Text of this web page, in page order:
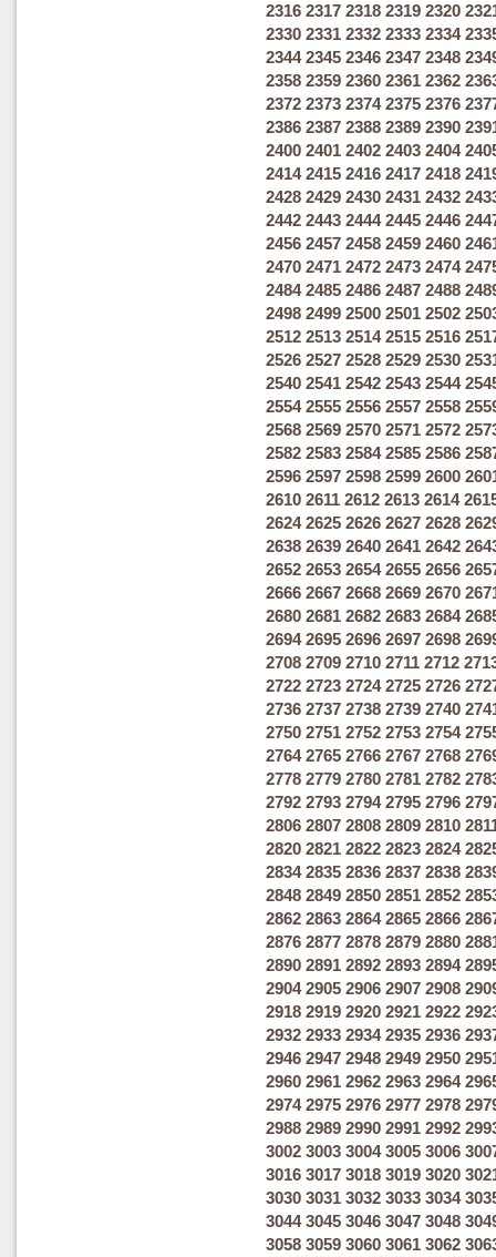
2316 2317 2318 2319 2320
2330 2331 2332 2333 2334
2344 2345 2346 2347 2348
2358 2359 2360 2361 2362
2372 2373 2374 2375 2376
2386 2387 2388 2389 2390
2400 2401 2402 2403 2404
2414 2415 2416 2417 2418
2428 2429 2430 2431 2432
2442 2443 2444 2445 2446
2456 2457 2458 2459 2460
2470 2471 2472 2473 2474
2484 2485 2486 2487 2488
2498 2499 2500 2501 2502
2512 2513 2514 2515 2516
2526 2527 2528 2529 2530
2540 2541 2542 2543 2544
2554 2555 2556 2557 2558
2568 2569 2570 2571 2572
2582 2583 2584 2585 2586
2596 2597 2598 2599 2600
2610 2611 2612 2613 2614
2624 2625 2626 2627 2628
2638 2639 2640 2641 2642
2652 2653 2654 2655 2656
2666 2667 2668 2669 2670
2680 2681 2682 2683 2684
2694 2695 2696 2697 2698
2708 2709 2710 2711 2712
2722 2723 2724 2725 2726
2736 2737 2738 2739 2740
2750 2751 2752 2753 2754
2764 2765 2766 2767 2768
2778 2779 2780 2781 2782
2792 2793 2794 2795 2796
2806 2807 2808 2809 2810
2820 2821 2822 2823 2824
2834 2835 2836 2837 2838
2848 2849 2850 2851 2852
2862 2863 2864 2865 2866
2876 2877 2878 2879 2880
2890 2891 2892 2893 2894
2904 2905 2906 2907 2908
2918 2919 2920 2921 2922
2932 2933 2934 2935 2936
2946 2947 2948 2949 2950
2960 2961 2962 2963 2964
2974 2975 2976 2977 2978
2988 2989 2990 2991 2992
3002 3003 3004 3005 3006
3016 3017 3018 3019 3020
3030 3031 3032 3033 3034
3044 3045 3046 3047 3048
3058 3059 3060 3061 3062